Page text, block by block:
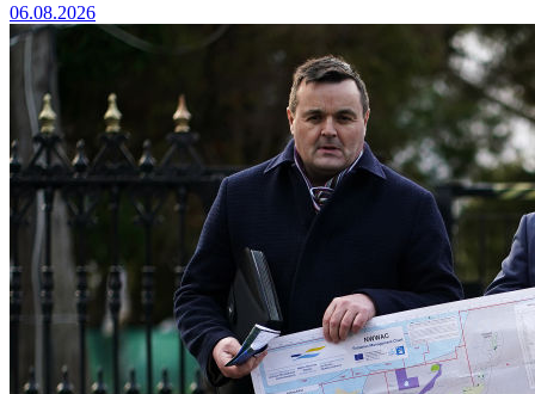
06.08.2026